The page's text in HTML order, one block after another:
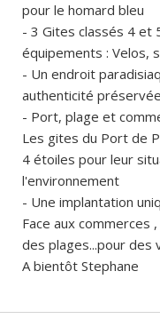
pour le homard bleu
- 3 Gites classés 4 et
équipements : Velos,
- Un endroit
authenticité
- Port, plage et
Les gites du Port de
4 étoiles pour leur
l'environnement
- Une implantation
Face aux commerces
des plages...pour des
A bientôt Stephane